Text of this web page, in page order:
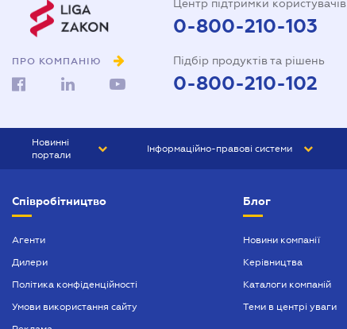
ПРО КОМПАНІЮ
Центр підтримки користувачів
0-800-210-103
Підбір продуктів та рішень
0-800-210-102
Новинні
портали
БІЗНЕС
Інформаційно-правові системи
БУХГАЛТЕР ПРОФ
Співробітництво
Агенти
Дилери
Політика конфіденційності
Умови використання сайту
Блог
Новини компанії
Керівництва
Каталоги компаній
Теми в центрі уваги